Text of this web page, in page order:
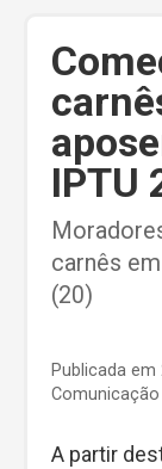
IPTU
carnês
(20)
Publicada em
A partir